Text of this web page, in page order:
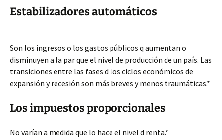
Estabilizadores automáticos
Son los ingresos o los gastos públicos q aumentan o
disminuyen a la par que el nivel de producción de un país. Las
transiciones entre las fases d los ciclos económicos de
expansión y recesión son más breves y menos traumáticas.*
Los impuestos proporcionales
No varían a medida que lo hace el nivel d renta.*